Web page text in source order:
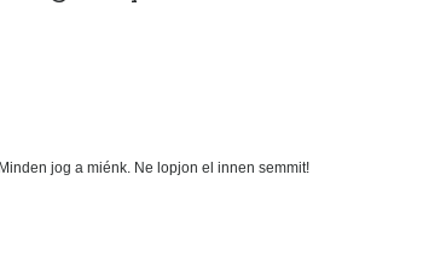
jog a miénk. Ne lopjon el innen semmit!